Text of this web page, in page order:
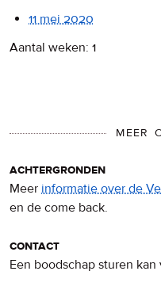
11 mei 2020
Aantal weken: 1
MEER
achtergronden
Meer informatie over de
en de come back.
contact
Een boodschap sturen kan